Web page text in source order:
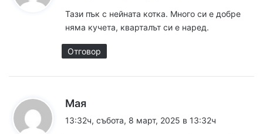
а
:
Тази пък с нейната котка. Много си е добре
няма кучета, кварталът си е наред.
Отговор
Мая
13:32ч, събота, 8 март, 2025 в 13:32ч